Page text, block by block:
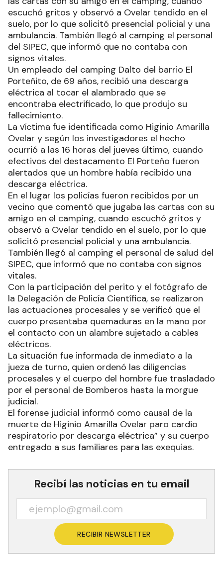
escuchó gritos y observó a Ovelar tendido en el
suelo, por lo que solicitó presencial policial y una
ambulancia. También llegó al camping el personal
del SIPEC, que informó que no contaba con
signos vitales.
Un empleado del camping Dalto del barrio El
Porteñito, de 69 años, recibió una descarga
eléctrica al tocar el alambrado que se
encontraba electrificado, lo que produjo su
fallecimiento.
La víctima fue identificada como Higinio Amarilla
Ovelar y según los investigadores el hecho
ocurrió a las 16 horas del jueves último, cuando
efectivos del destacamento El Porteño fueron
alertados que un hombre había recibido una
descarga eléctrica.
En el lugar los policías fueron recibidos por un
vecino que comentó que jugaba las cartas con su
amigo en el camping, cuando escuchó gritos y
observó a Ovelar tendido en el suelo, por lo que
solicitó presencial policial y una ambulancia.
También llegó al camping el personal de salud del
SIPEC, que informó que no contaba con signos
vitales.
Con la participación del perito y el fotógrafo de
la Delegación de Policía Científica, se realizaron
las actuaciones procesales y se verificó que el
cuerpo presentaba quemaduras en la mano por
el contacto con un alambre sujetado a cables
eléctricos.
La situación fue informada de inmediato a la
jueza de turno, quien ordenó las diligencias
procesales y el cuerpo del hombre fue trasladado
por el personal de Bomberos hasta la morgue
judicial.
El forense judicial informó como causal de la
muerte de Higinio Amarilla Ovelar paro cardio
respiratorio por descarga eléctrica” y su cuerpo
entregado a sus familiares para las exequias.
Recibí las noticias en tu email
RECIBIR NEWSLETTER